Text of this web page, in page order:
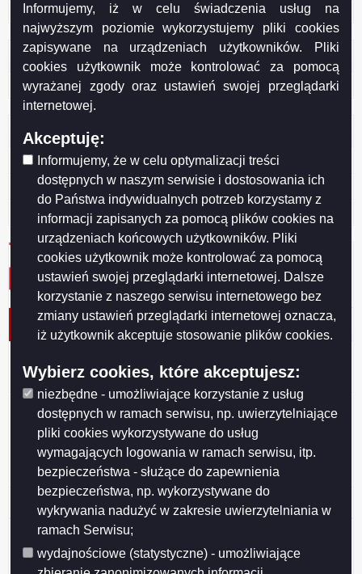
Informujemy, iż w celu świadczenia usług na
najwyższym poziomie wykorzystujemy pliki cookies
zapisywane na urządzeniach użytkowników. Pliki
cookies użytkownik może kontrolować za pomocą
wyrażanej zgody oraz ustawień swojej przeglądarki
internetowej.
Akceptuję:
Informujemy, że w celu optymalizacji treści
dostępnych w naszym serwisie i dostosowania ich
do Państwa indywidualnych potrzeb korzystamy z
informacji zapisanych za pomocą plików cookies na
urządzeniach końcowych użytkowników. Pliki
cookies użytkownik może kontrolować za pomocą
ustawień swojej przeglądarki internetowej. Dalsze
korzystanie z naszego serwisu internetowego bez
zmiany ustawień przeglądarki internetowej oznacza,
iż użytkownik akceptuje stosowanie plików cookies.
Wybierz cookies, które akceptujesz:
niezbędne - umożliwiające korzystanie z usług
dostępnych w ramach serwisu, np. uwierzytelniające
pliki cookies wykorzystywane do usług
wymagających logowania w ramach serwisu, itp.
bezpieczeństwa - służące do zapewnienia
bezpieczeństwa, np. wykorzystywane do
wykrywania nadużyć w zakresie uwierzytelniania w
ramach Serwisu;
wydajnościowe (statystyczne) - umożliwiające
Odwiedzana: 1301
Administracja
Zaloguj się
Otwarte dane
XML
JSON
CSV
Protokół nr 27/2013 KSSiB
Protokół nr 27/2013
posiedzenia Komisji Kultury, Sportu i Turystyki Rady
Miejskiej w Suwałkach,
odbytego w dniu 21 stycznia 2013 r.
( 43.99 KB )
załącznika
Udostępniający:Grażyna Herbaczewska - kierownik
Biura Rady Miejskiej w Suwałkach